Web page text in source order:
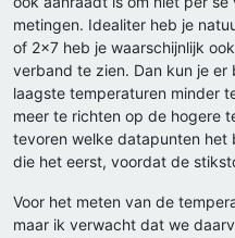
metingen. Idealiter heb je
of 2x7 heb je waarschijnlijk
verband te zien. Dan kun je
laagste temperaturen minder
meer te richten op de hogere
tevoren welke datapunten het
die het eerst, voordat de
Voor het meten van de
maar ik verwacht dat we